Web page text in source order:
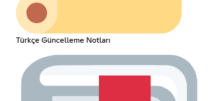
Türkçe Güncelleme Notları